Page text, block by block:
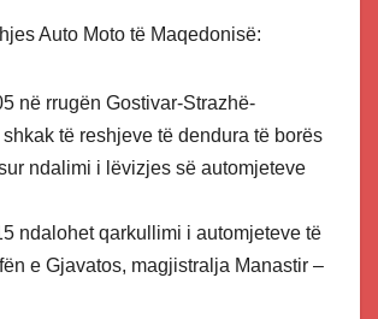
Auto Moto të Maqedonisë:
në rrugën Gostivar-Strazhë-
shkak të reshjeve të dendura të borës
ndalimi i lëvizjes së automjeteve
ndalohet qarkullimi i automjeteve të
e Gjavatos, magjistralja Manastir –